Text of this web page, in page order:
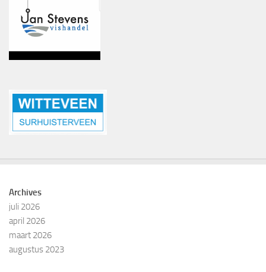
Archives
juli 2026
april 2026
maart 2026
augustus 2023